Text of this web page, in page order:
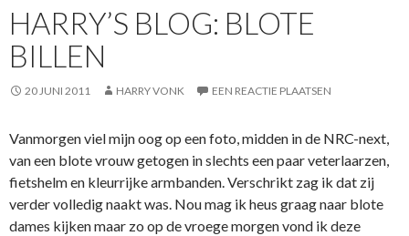
HARRY’S BLOG: BLOTE
BILLEN
20 JUNI 2011 HARRY VONK EEN REACTIE PLAATSEN
Vanmorgen viel mijn oog op een foto, midden in de NRC-next,
van een blote vrouw getogen in slechts een paar veterlaarzen,
fietshelm en kleurrijke armbanden. Verschrikt zag ik dat zij
verder volledig naakt was. Nou mag ik heus graag naar blote
dames kijken maar zo op de vroege morgen vond ik deze